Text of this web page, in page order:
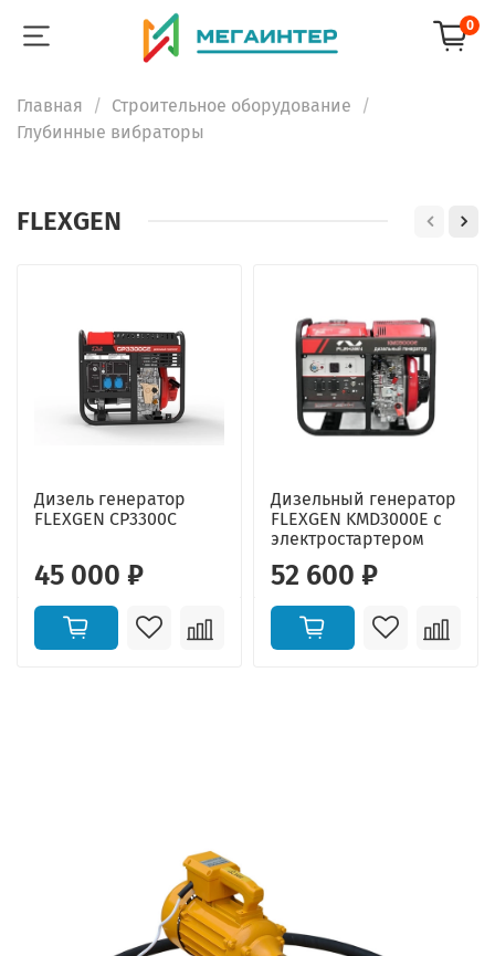
0
Главная
Строительное оборудование
Глубинные вибраторы
FLEXGEN
Дизель генератор
FLEXGEN CP3300C
45 000 ₽
Дизельный генератор
FLEXGEN KMD3000E с
электростартером
52 600 ₽